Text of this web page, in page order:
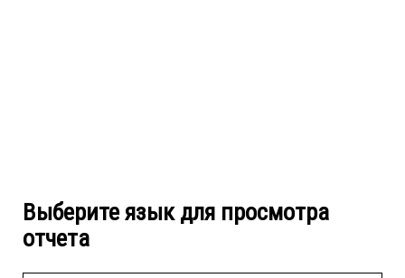
Выберите язык для просмотра
отчета